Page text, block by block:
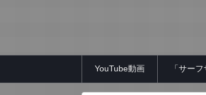
YouTube動画 「サー